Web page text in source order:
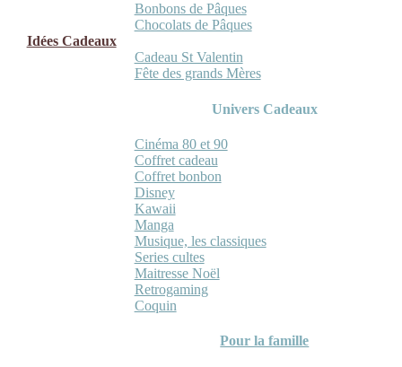
Bonbons de Pâques
Chocolats de Pâques
Idées Cadeaux
Cadeau St Valentin
Fête des grands Mères
Univers Cadeaux
Cinéma 80 et 90
Coffret cadeau
Coffret bonbon
Disney
Kawaii
Manga
Musique, les classiques
Series cultes
Maitresse Noël
Retrogaming
Coquin
Pour la famille